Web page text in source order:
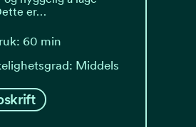
er…
60 min
Middels